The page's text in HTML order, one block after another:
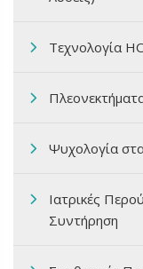
Τεχνολογία
Ψυχολογία
Ιατρικές
Συντήρηση